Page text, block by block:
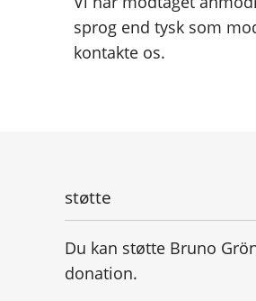
sprog end tysk som
kontakte os.
støtte
Du kan støtte Bruno
donation.